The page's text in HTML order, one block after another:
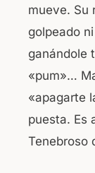
mueve. Su
golpeado
ganándole
«pum»…
«apagarte
puesta. Es
Tenebroso